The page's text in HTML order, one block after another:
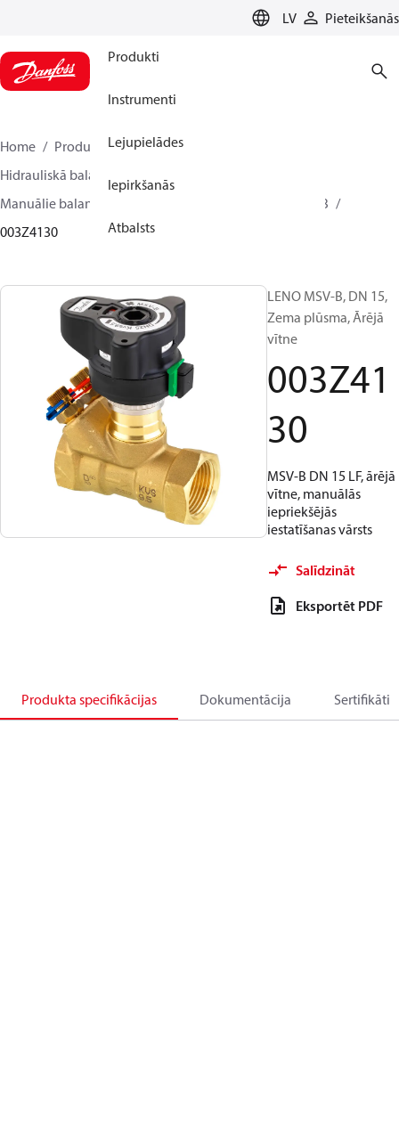
LV Pieteikšanās
Produkti
Instrumenti
Lejupielādes
Iepirkšanās
Atbalsts
Home Produkti
Climate Solutions apkurei
Hidrauliskā balansēšana un kontrole
Manuālie balansēšanas vārsti
LENO™ MSV-B
003Z4130
LENO MSV-B, DN 15,
Zema plūsma, Ārējā
vītne
003Z41
30
MSV-B DN 15 LF, ārējā
vītne, manuālās
iepriekšējās
iestatīšanas vārsts
Salīdzināt
Eksportēt PDF
Produkta specifikācijas Dokumentācija Sertifikāti